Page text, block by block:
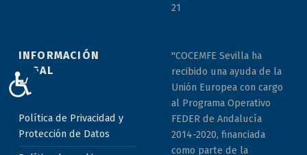
21
INFORMACIÓN
LEGAL
Política de Privacidad y
Protección de Datos
"COCEMFE Sevilla ha
recibido una ayuda de la
Unión Europea con cargo
al Programa Operativo
FEDER de Andalucía
2014-2020, financiada
como parte de la